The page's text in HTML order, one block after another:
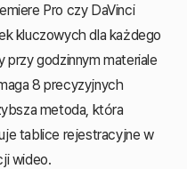
Pro czy DaVinci
kluczowych dla każdego
godzinnym materiale
8 precyzyjnych
metoda, która
tablice rejestracyjne w
wideo.